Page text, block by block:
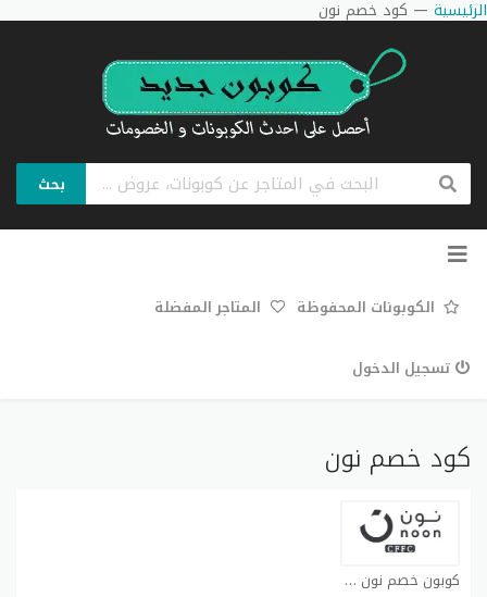
الرئيسية — كود خصم نون
بحث
تخطي
الكوبونات المحفوظة المتاجر المفضلة
تسجيل الدخول
كود خصم نون
كوبون خصم نون كوبون